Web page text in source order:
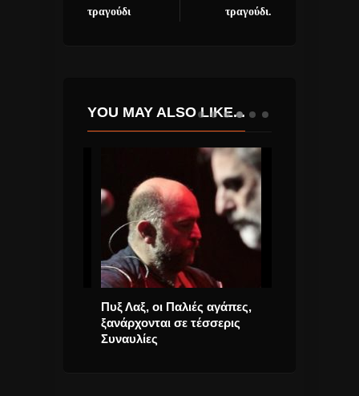
τραγούδι
τραγούδι.
YOU MAY ALSO LIKE...
Πυξ Λαξ, οι Παλιές αγάπες,
ξανάρχονται σε τέσσερις
Συναυλίες